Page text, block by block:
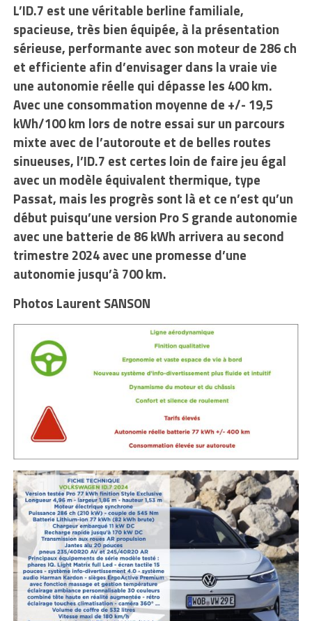
L’ID.7 est une véritable berline familiale,
spacieuse, très bien équipée, à la présentation
sérieuse, performante avec son moteur de 286 ch
et efficiente afin d’envisager dans la vraie vie
une autonomie réelle qui dépasse les 400 km.
Avec une consommation moyenne de +/- 19,5
kWh/100 km lors de notre essai sur un parcours
mixte avec de l’autoroute et de belles routes
sinueuses, l’ID.7 est certes loin de faire jeu égal
avec un modèle équivalent thermique, type
Passat, mais les progrès sont là et ce n’est qu’un
début puisqu’une version Pro S grande autonomie
avec une batterie de 86 kWh arrivera au second
trimestre 2024 avec une promesse d’une
autonomie jusqu’à 700 km.
Photos Laurent SANSON